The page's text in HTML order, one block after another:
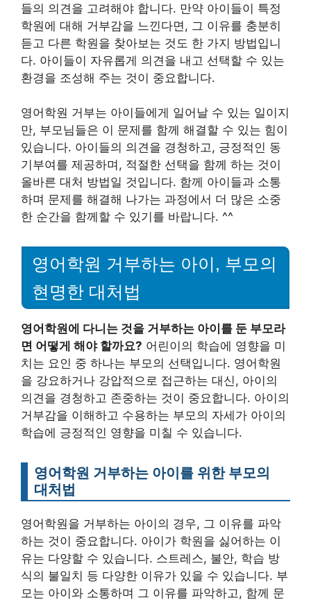
들의 의견을 고려해야 합니다. 만약 아이들이 특정
학원에 대해 거부감을 느낀다면, 그 이유를 충분히
듣고 다른 학원을 찾아보는 것도 한 가지 방법입니
다. 아이들이 자유롭게 의견을 내고 선택할 수 있는
환경을 조성해 주는 것이 중요합니다.
영어학원 거부는 아이들에게 일어날 수 있는 일이지
만, 부모님들은 이 문제를 함께 해결할 수 있는 힘이
있습니다. 아이들의 의견을 경청하고, 긍정적인 동
기부여를 제공하며, 적절한 선택을 함께 하는 것이
올바른 대처 방법일 것입니다. 함께 아이들과 소통
하며 문제를 해결해 나가는 과정에서 더 많은 소중
한 순간을 함께할 수 있기를 바랍니다. ^^
영어학원 거부하는 아이, 부모의
현명한 대처법
영어학원에 다니는 것을 거부하는 아이를 둔 부모라
면 어떻게 해야 할까요? 어린이의 학습에 영향을 미
치는 요인 중 하나는 부모의 선택입니다. 영어학원
을 강요하거나 강압적으로 접근하는 대신, 아이의
의견을 경청하고 존중하는 것이 중요합니다. 아이의
거부감을 이해하고 수용하는 부모의 자세가 아이의
학습에 긍정적인 영향을 미칠 수 있습니다.
영어학원 거부하는 아이를 위한 부모의
대처법
영어학원을 거부하는 아이의 경우, 그 이유를 파악
하는 것이 중요합니다. 아이가 학원을 싫어하는 이
유는 다양할 수 있습니다. 스트레스, 불안, 학습 방
식의 불일치 등 다양한 이유가 있을 수 있습니다. 부
모는 아이와 소통하며 그 이유를 파악하고, 함께 문